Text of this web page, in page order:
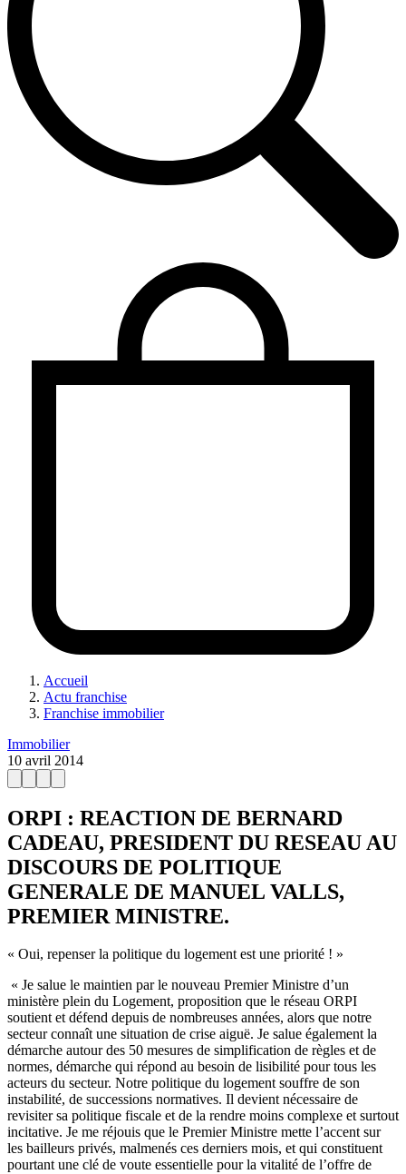
Accueil
Actu franchise
Franchise immobilier
Immobilier
10 avril 2014
ORPI : REACTION DE BERNARD
CADEAU, PRESIDENT DU RESEAU AU
DISCOURS DE POLITIQUE
GENERALE DE MANUEL VALLS,
PREMIER MINISTRE.
« Oui, repenser la politique du logement est une priorité ! »
« Je salue le maintien par le nouveau Premier Ministre d’un
ministère plein du Logement, proposition que le réseau ORPI
soutient et défend depuis de nombreuses années, alors que notre
secteur connaît une situation de crise aiguë. Je salue également la
démarche autour des 50 mesures de simplification de règles et de
normes, démarche qui répond au besoin de lisibilité pour tous les
acteurs du secteur. Notre politique du logement souffre de son
instabilité, de successions normatives. Il devient nécessaire de
revisiter sa politique fiscale et de la rendre moins complexe et surtout
incitative. Je me réjouis que le Premier Ministre mette l’accent sur
les bailleurs privés, malmenés ces derniers mois, et qui constituent
pourtant une clé de voute essentielle pour la vitalité de l’offre de